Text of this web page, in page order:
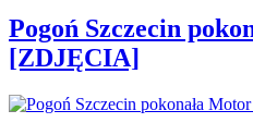
Pogoń Szczecin
[ZDJĘCIA]